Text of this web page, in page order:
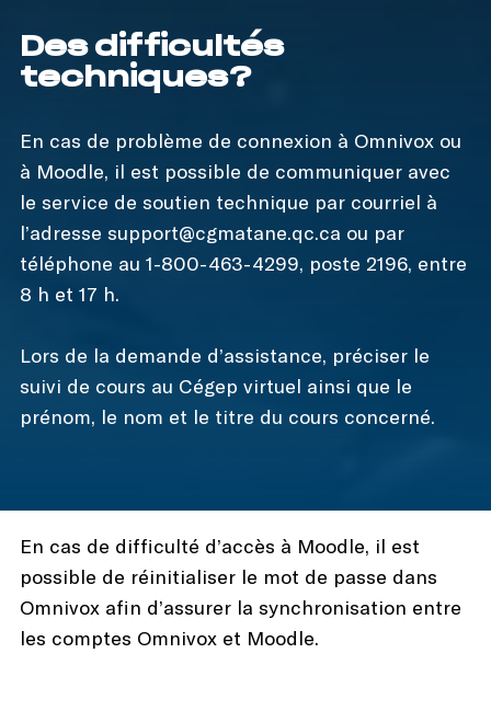
Des difficultés
techniques?
En cas de problème de connexion à Omnivox ou
à Moodle, il est possible de communiquer avec
le service de soutien technique par courriel à
l’adresse support@cgmatane.qc.ca ou par
téléphone au 1-800-463-4299, poste 2196, entre
8 h et 17 h.
Lors de la demande d’assistance, préciser le
suivi de cours au Cégep virtuel ainsi que le
prénom, le nom et le titre du cours concerné.
En cas de difficulté d’accès à Moodle, il est
possible de réinitialiser le mot de passe dans
Omnivox afin d’assurer la synchronisation entre
les comptes Omnivox et Moodle.